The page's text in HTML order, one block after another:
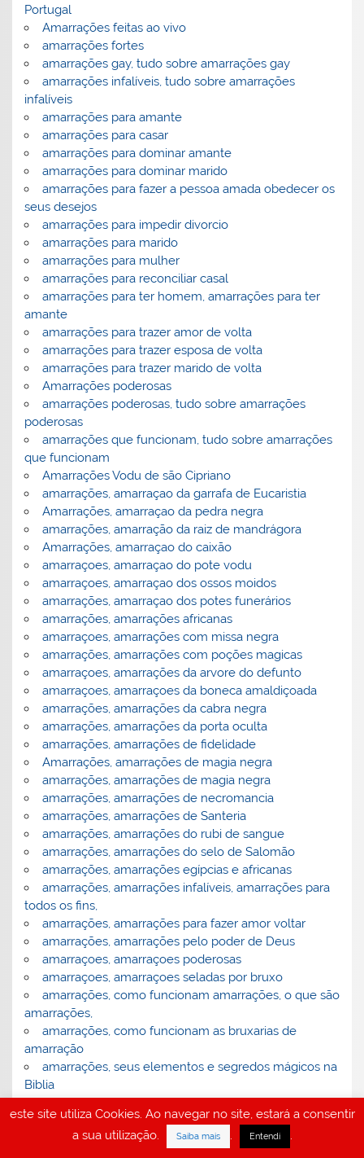
Portugal
Amarrações feitas ao vivo
amarrações fortes
amarrações gay, tudo sobre amarrações gay
amarrações infalíveis, tudo sobre amarrações
infalíveis
amarrações para amante
amarrações para casar
amarrações para dominar amante
amarrações para dominar marido
amarrações para fazer a pessoa amada obedecer os
seus desejos
amarrações para impedir divorcio
amarrações para marido
amarrações para mulher
amarrações para reconciliar casal
amarrações para ter homem, amarrações para ter
amante
amarrações para trazer amor de volta
amarrações para trazer esposa de volta
amarrações para trazer marido de volta
Amarrações poderosas
amarrações poderosas, tudo sobre amarrações
poderosas
amarrações que funcionam, tudo sobre amarrações
que funcionam
Amarrações Vodu de são Cipriano
amarrações, amarraçao da garrafa de Eucaristia
Amarrações, amarraçao da pedra negra
amarrações, amarração da raiz de mandrágora
Amarrações, amarraçao do caixão
amarraçoes, amarraçao do pote vodu
amarraçoes, amarraçao dos ossos moidos
amarrações, amarraçao dos potes funerários
amarrações, amarrações africanas
amarraçoes, amarrações com missa negra
amarrações, amarrações com poções magicas
amarraçoes, amarrações da arvore do defunto
amarraçoes, amarraçoes da boneca amaldiçoada
amarrações, amarrações da cabra negra
amarrações, amarrações da porta oculta
amarrações, amarrações de fidelidade
Amarrações, amarrações de magia negra
amarrações, amarrações de magia negra
amarrações, amarrações de necromancia
amarrações, amarrações de Santeria
amarrações, amarrações do rubi de sangue
amarrações, amarrações do selo de Salomão
amarrações, amarrações egípcias e africanas
amarrações, amarrações infalíveis, amarrações para
todos os fins,
amarrações, amarrações para fazer amor voltar
amarrações, amarrações pelo poder de Deus
amarraçoes, amarraçoes poderosas
amarraçoes, amarraçoes seladas por bruxo
amarrações, como funcionam amarrações, o que são
amarrações,
amarrações, como funcionam as bruxarias de
amarração
amarrações, seus elementos e segredos mágicos na
Biblia
amarrações, tudo sobre amarrações
amarrações: magia negra ou magia branca ?
Astrologia
este site utiliza Cookies. Ao navegar no site, estará a consentir
a sua utilização.
Saiba mais . Entendi .